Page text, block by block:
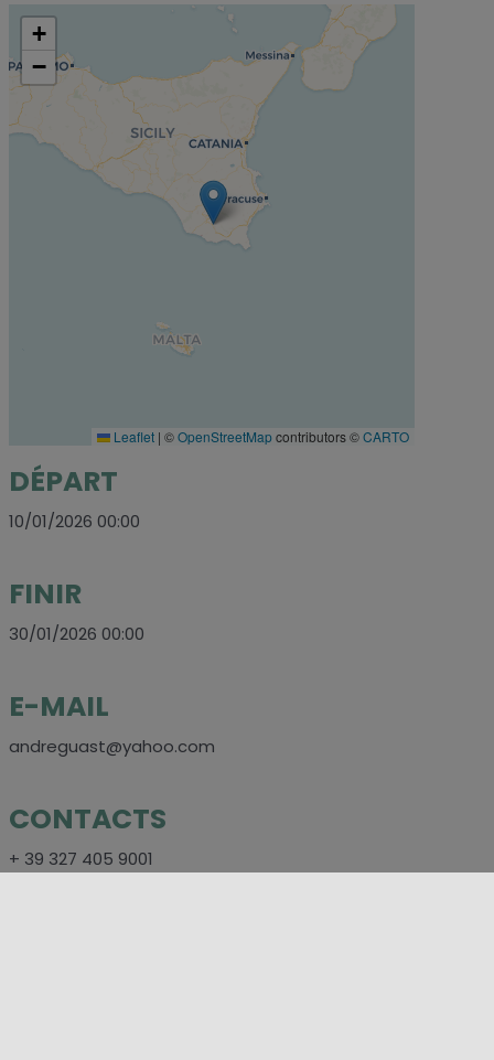
+
−
Leaflet | ©OpenStreetMapcontributors ©CARTO
DÉPART
10/01/2026 00:00
FINIR
30/01/2026 00:00
E-MAIL
andreguast@yahoo.com
CONTACTS
+ 39 327 405 9001